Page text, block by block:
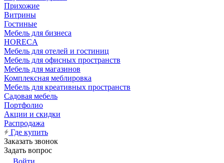
Прихожие
Витрины
Гостиные
Мебель для бизнеса
HORECA
Мебель для отелей и гостиниц
Мебель для офисных пространств
Мебель для магазинов
Комплексная меблировка
Мебель для креативных пространств
Садовая мебель
Портфолио
Акции и скидки
Распродажа
Где купить
Заказать звонок
Задать вопрос
Войти